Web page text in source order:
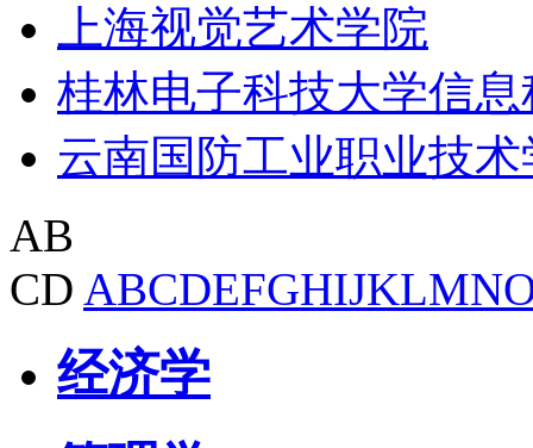
上海视觉艺术学院
桂林电子科技大学信
云南国防工业职业技术
AB
CD ABCDEFGHIJKLMN
经济学